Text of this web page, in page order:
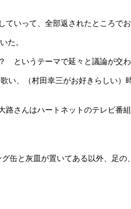
いって、全部返されたところでお
た。
というテーマで延々と議論が交わ
、（村田幸三がお好きらしい）
さんはハートネットのテレビ番
缶と灰皿が置いてある以外、足